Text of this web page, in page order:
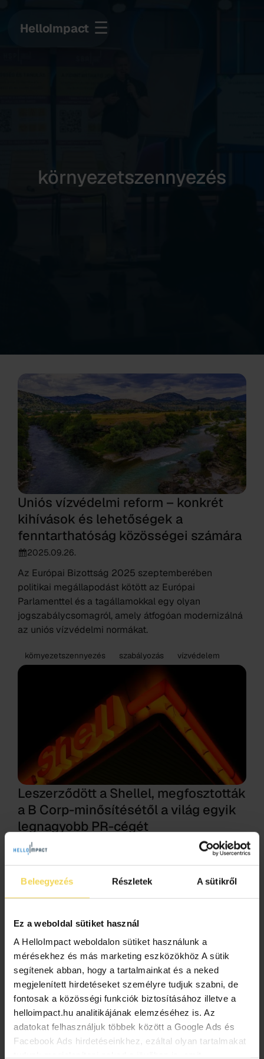
Beleegyezés Részletek A sütikről
Ez a weboldal sütiket használ
A HelloImpact weboldalon sütiket használunk a
mérésekhez és más marketing eszközökhöz A sütik
segítenek abban, hogy a tartalmainkat és a neked
megjelenített hirdetéseket személyre tudjuk szabni, de
fontosak a közösségi funkciók biztosításához illetve a
helloimpact.hu analitikájának elemzéséhez is. Az
adatokat felhasználjuk többek között a Google Ads és
Facebook Ads hirdetéseinkhez, ezáltal olyan tartalmakat
HelloImpact ☰
környezetszennyezés
Uniós vízvédelmi reform – konkrét
kihívások és lehetőségek a
fenntarthatóság közösségei számára
2025.09.26.
Az Európai Bizottság 2025 szeptemberében
politikai megállapodást kötött az Európai
Parlamenttel és a tagállamokkal egy olyan
jogszabálycsomagról, amely átfogóan modernizálná
az uniós vízvédelmi normákat.
környezetszennyezés szabályozás vízvédelem
Leszerződött a Shellel, megfosztották
a B Corp-minősítésétől a világ egyik
legnagyobb PR-cégét
2024.08.13.
A több mint 10 ezer munkavállalalót foglalkoztató,
több nagy divízióval rendelkező, és világszerte több
indoklás szerint a […]
b lab B-corp fenntarthatóság
havas
környezetszennyezés
shell